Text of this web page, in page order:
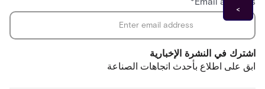
اشترك في النشرة الإخبارية
ابق على اطلاع بأحدث اتجاهات الصناعة